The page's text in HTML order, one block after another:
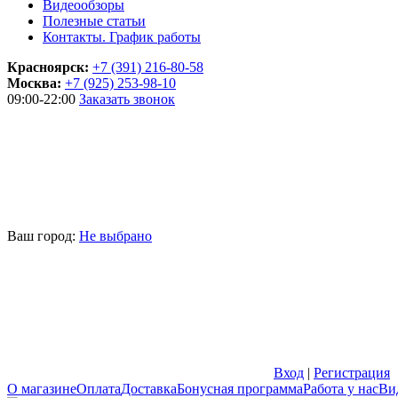
Видеообзоры
Полезные статьи
Контакты. График работы
Красноярск: +7 (391) 216-80-58
Москва: +7 (925) 253-98-10
09:00-22:00 Заказать звонок
Ваш город: Не выбрано
Вход | Регистрация
О магазинеОплатаДоставкаБонусная программаРабота у нас